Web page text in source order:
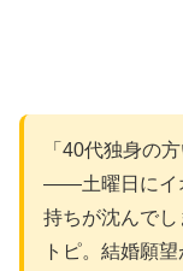
「40代独身の
――土曜日にイ
持ちが沈んで
トピ。結婚願